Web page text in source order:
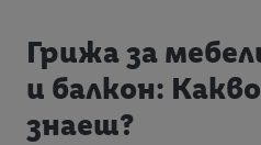
Грижа за
и балкон:
знаеш?